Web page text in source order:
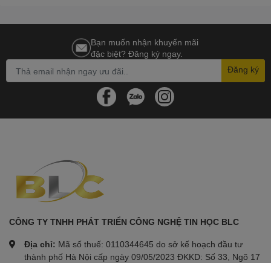
Bạn muốn nhận khuyến mãi
đặc biệt? Đăng ký ngay.
Đăng ký
CÔNG TY TNHH PHÁT TRIỂN CÔNG NGHỆ TIN HỌC BLC
Địa chỉ: Mã số thuế: 0110344645 do sở kế hoạch đầu tư
thành phố Hà Nội cấp ngày 09/05/2023 ĐKKD: Số 33, Ngõ 17